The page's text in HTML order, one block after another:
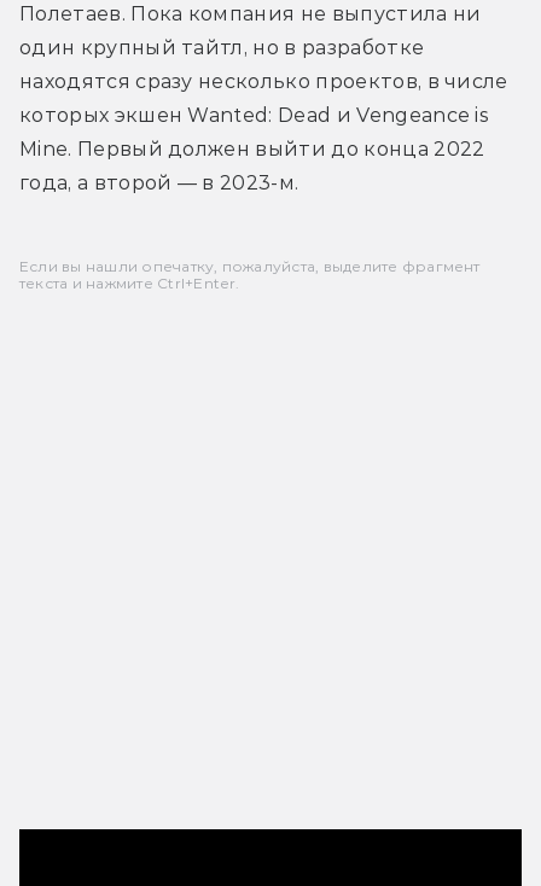
Полетаев. Пока компания не выпустила ни
один крупный тайтл, но в разработке
находятся сразу несколько проектов, в числе
которых экшен Wanted: Dead и Vengeance is
Mine. Первый должен выйти до конца 2022
года, а второй — в 2023-м.
Если вы нашли опечатку, пожалуйста, выделите фрагмент
текста и нажмите Ctrl+Enter.